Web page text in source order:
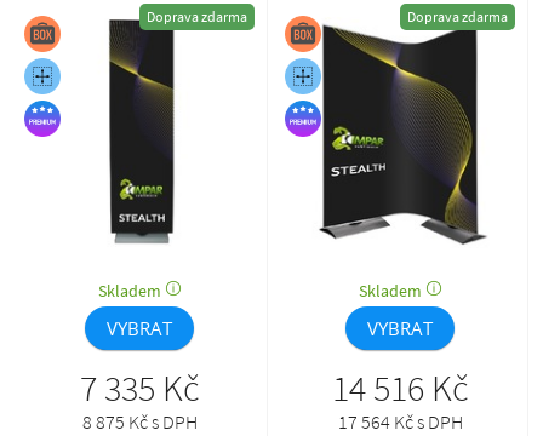
Doprava zdarma
Skladem
VYBRAT
7 335 Kč
8 875 Kč s DPH
Doprava zdarma
Skladem
VYBRAT
14 516 Kč
17 564 Kč s DPH